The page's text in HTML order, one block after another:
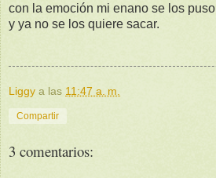
con la emoción mi enano se los puso
y ya no se los quiere sacar.
Liggy a las 11:47 a. m.
Compartir
3 comentarios: